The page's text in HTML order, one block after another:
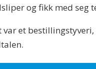
og fikk med seg
et